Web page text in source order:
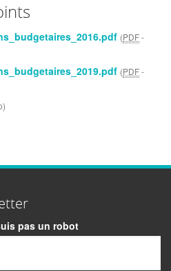
(PDF-
(PDF-
)
pas un robot